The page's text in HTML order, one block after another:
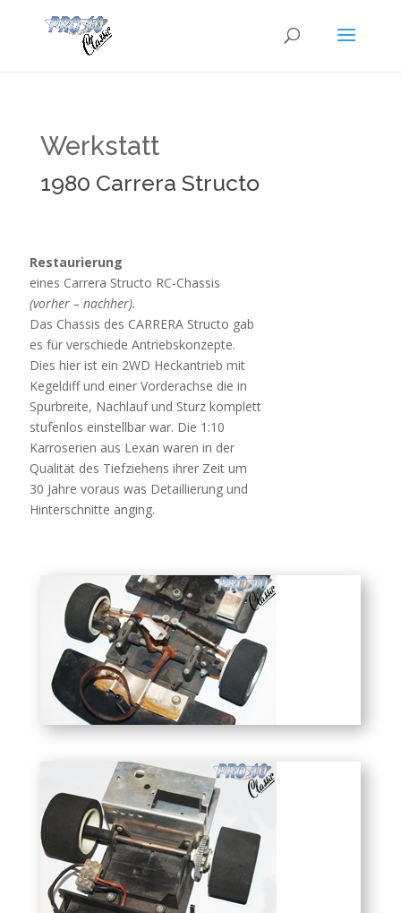
Werkstatt
1980 Carrera Structo
Restaurierung
eines Carrera Structo RC-Chassis
(vorher – nachher).
Das Chassis des CARRERA Structo gab
es für verschiede Antriebskonzepte.
Dies hier ist ein 2WD Heckantrieb mit
Kegeldiff und einer Vorderachse die in
Spurbreite, Nachlauf und Sturz komplett
stufenlos einstellbar war. Die 1:10
Karroserien aus Lexan waren in der
Qualität des Tiefziehens ihrer Zeit um
30 Jahre voraus was Detaillierung und
Hinterschnitte anging.